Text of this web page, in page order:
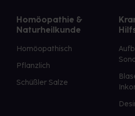
Homöopathie &
Naturheilkunde
Homöopathisch
Pflanzlich
Schüßler Salze